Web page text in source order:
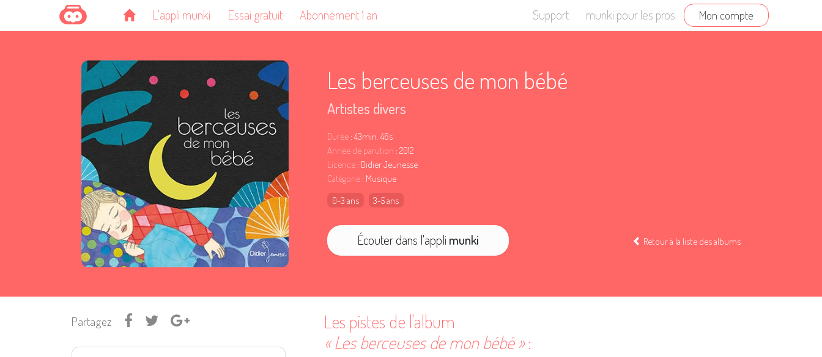
L'appli munki Essai gratuit Abonnement 1 an Support munki pour les pros Mon compte
Les berceuses de mon bébé
Artistes divers
Durée : 43min. 46s
Année de parution : 2012
Licence : Didier Jeunesse
Catégorie : Musique
0-3 ans
3-5 ans
Écouter dans l'appli munki Retour à la liste des albums
Partagez
Les pistes de l'album
« Les berceuses de mon bébé »: